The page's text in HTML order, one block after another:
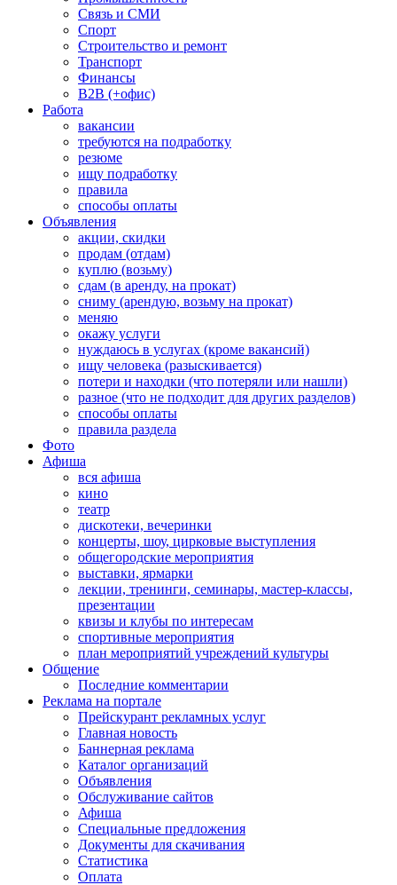
Связь и СМИ
Спорт
Строительство и ремонт
Транспорт
Финансы
B2B (+офис)
Работа
вакансии
требуются на подработку
резюме
ищу подработку
правила
способы оплаты
Объявления
акции, скидки
продам (отдам)
куплю (возьму)
сдам (в аренду, на прокат)
сниму (арендую, возьму на прокат)
меняю
окажу услуги
нуждаюсь в услугах (кроме вакансий)
ищу человека (разыскивается)
потери и находки (что потеряли или нашли)
разное (что не подходит для других разделов)
способы оплаты
правила раздела
Фото
Афиша
вся афиша
кино
театр
дискотеки, вечеринки
концерты, шоу, цирковые выступления
общегородские мероприятия
выставки, ярмарки
лекции, тренинги, семинары, мастер-классы,
презентации
квизы и клубы по интересам
спортивные мероприятия
план мероприятий учреждений культуры
Общение
Последние комментарии
Реклама на портале
Прейскурант рекламных услуг
Главная новость
Баннерная реклама
Каталог организаций
Объявления
Обслуживание сайтов
Афиша
Специальные предложения
Документы для скачивания
Статистика
Оплата